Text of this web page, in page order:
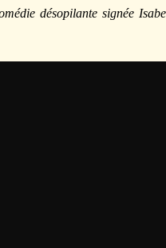
désopilante signée